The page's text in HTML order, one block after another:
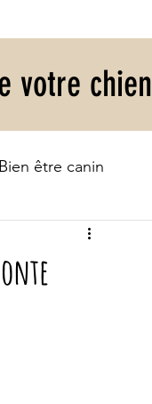
votre chien
être canin